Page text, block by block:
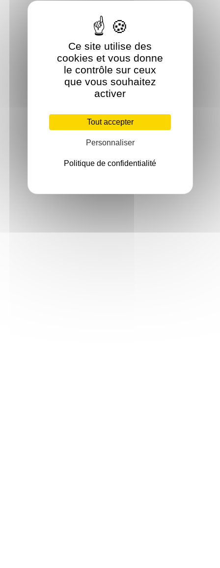
Ce site utilise des
cookies et vous donne
le contrôle sur ceux
que vous souhaitez
activer
Tout accepter
Personnaliser
Politique de confidentialité